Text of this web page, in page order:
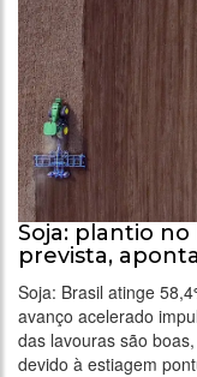
Soja: plantio no
prevista,
Soja: Brasil atinge
avanço acelerado
das lavouras são
devido à estiagem